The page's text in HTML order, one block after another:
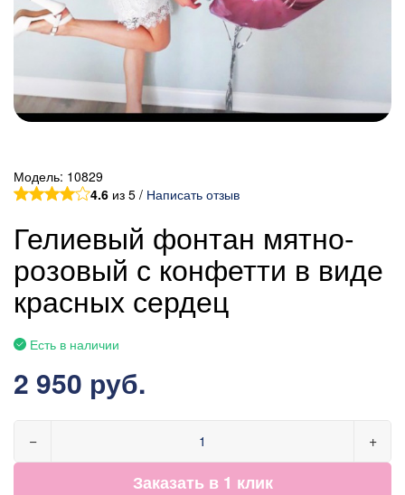
Модель: 10829
4.6 из 5 / Написать отзыв
Гелиевый фонтан мятно-
розовый с конфетти в виде
красных сердец
Есть в наличии
2 950 руб.
− +
Заказать в 1 клик